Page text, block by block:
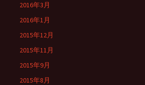
2016年3月
2016年1月
2015年12月
2015年11月
2015年9月
2015年8月